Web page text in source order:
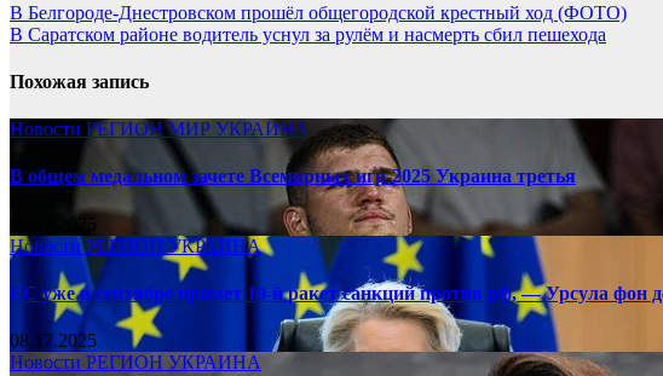
В Белгороде-Днестровском прошёл общегородской крестный ход (ФОТО)
В Саратском районе водитель уснул за рулём и насмерть сбил пешехода
Похожая запись
Новости РЕГИОНМИР УКРАИНА
В общем медальном зачете Всемирных игр-2025 Украина третья
08.17.2025
НовостиРЕГИОНУКРАИНА
ЕС уже в сентябре примет 19-й ракет санкций против рф, — Урсула фон
08.17.2025
Новости РЕГИОН УКРАИНА